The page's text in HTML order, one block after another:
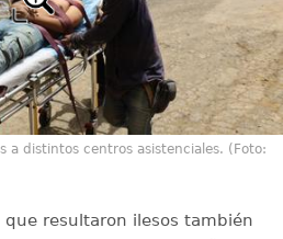
a distintos centros asistenciales. (Foto:
que resultaron ilesos también